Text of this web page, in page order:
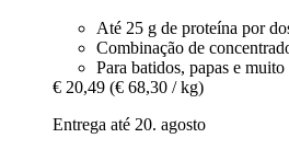
Até 25 g de proteína por
Combinação de
Para batidos, papas e muito
€ 20,49 (€ 68,30 / kg)
Entrega até 20. agosto